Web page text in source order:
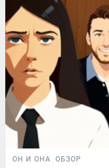
ОН И ОНА ОБЗОР